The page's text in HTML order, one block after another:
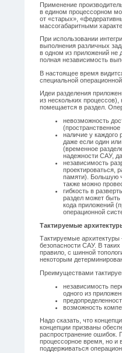
Применение
в едином процессорном
от «старых»,
массогабаритными
При использовании
выполнения различных
в одном из приложений не
полная независимость
В настоящее время
специальной
Идеи разделения
из нескольких
помещается в раздел.
невозможность
наличие у каждого
даже если один
(временное
надежности САУ,
независимость
проектироваться,
памяти). Большую
также можно
гибкость в
раздел может быть
кода приложений
операционной
Тактируемые
Тактируемые архитектуры
безопасности САУ. В
правило, с шинной
некоторым
Преимуществами
независимость
одного из
возможность
Надо сказать, что
концепции призваны
распространение ошибок.
процессорное время, но и
поддерживаться